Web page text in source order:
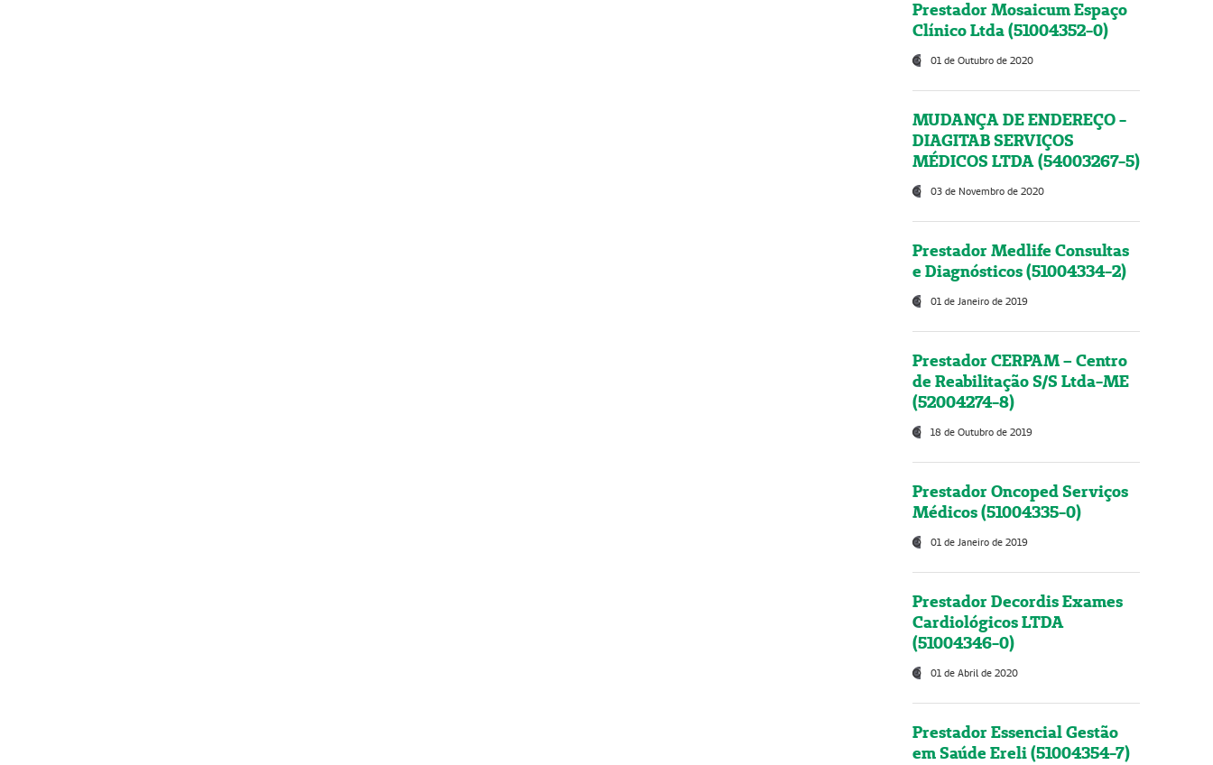
Prestador Mosaicum Espaço
Clínico Ltda (51004352-0)
01 de Outubro de 2020
MUDANÇA DE ENDEREÇO -
DIAGITAB SERVIÇOS
MÉDICOS LTDA (54003267-5)
03 de Novembro de 2020
Prestador Medlife Consultas
e Diagnósticos (51004334-2)
01 de Janeiro de 2019
Prestador CERPAM – Centro
de Reabilitação S/S Ltda-ME
(52004274-8)
18 de Outubro de 2019
Prestador Oncoped Serviços
Médicos (51004335-0)
01 de Janeiro de 2019
Prestador Decordis Exames
Cardiológicos LTDA
(51004346-0)
01 de Abril de 2020
Prestador Essencial Gestão
em Saúde Ereli (51004354-7)